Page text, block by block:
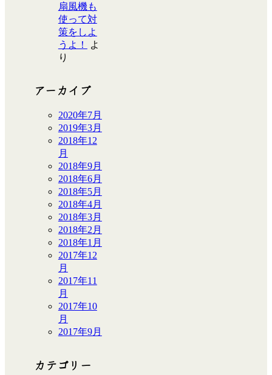
扇風機も
使って対
策をしよ
うよ！
よ
り
アーカイブ
2020年7月
2019年3月
2018年12
月
2018年9月
2018年6月
2018年5月
2018年4月
2018年3月
2018年2月
2018年1月
2017年12
月
2017年11
月
2017年10
月
2017年9月
カテゴリー